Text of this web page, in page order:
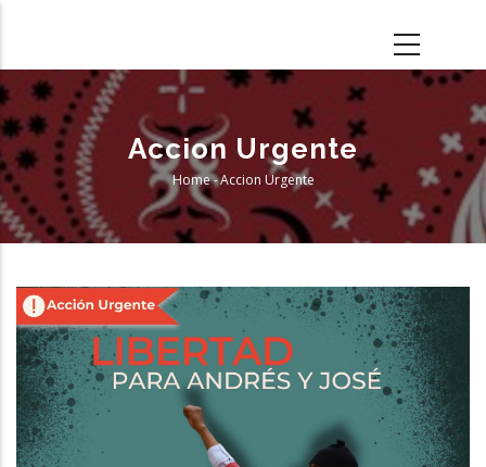
main
content
Accion Urgente
Breadcrumb
Home-Accion Urgente